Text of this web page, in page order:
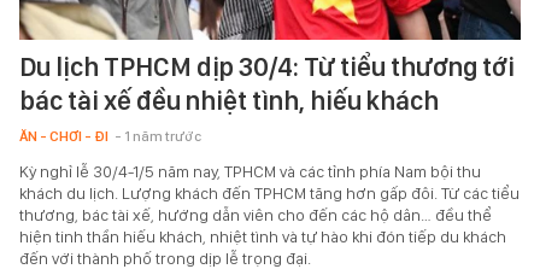
Du lịch TPHCM dịp 30/4: Từ tiểu thương tới
bác tài xế đều nhiệt tình, hiếu khách
ĂN - CHƠI - ĐI - 1 năm trước
Kỳ nghỉ lễ 30/4-1/5 năm nay, TPHCM và các tỉnh phía Nam bội thu
khách du lịch. Lượng khách đến TPHCM tăng hơn gấp đôi. Từ các tiểu
thương, bác tài xế, hướng dẫn viên cho đến các hộ dân… đều thể
hiện tinh thần hiếu khách, nhiệt tình và tự hào khi đón tiếp du khách
đến với thành phố trong dịp lễ trọng đại.